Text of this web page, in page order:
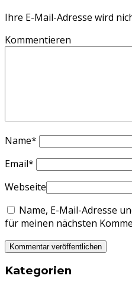
Ihre E-Mail-Adresse wird
Kommentieren
Name*
Email*
Webseite
Name, E-Mail-Adresse
für meinen nächsten
Kategorien